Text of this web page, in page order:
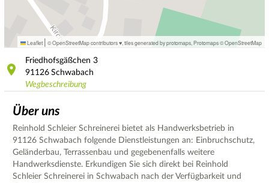
Leaflet | © OpenStreetMap contributors ♥, tiles generated by protomaps Protomaps©OpenStreetMap
Friedhofsgäßchen 3
91126 Schwabach
Wegbeschreibung
Über uns
Reinhold Schleier Schreinerei bietet als Handwerksbetrieb in
91126 Schwabach folgende Dienstleistungen an: Einbruchschutz,
Geländerbau, Terrassenbau und gegebenenfalls weitere
Handwerksdienste. Erkundigen Sie sich direkt bei Reinhold
Schleier Schreinerei in Schwabach nach der Verfügbarkeit und